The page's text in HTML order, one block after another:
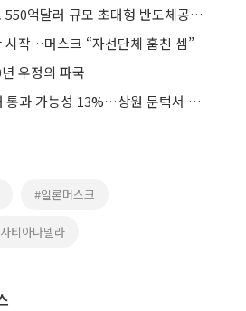
머스크, 텍사스에 최소 550억달러 규모 초대형 반도체공장 ‘테라팹’ 설립 나서
시작…머스크 “자선단체 훔친 셈”
우정의 파국
美 클래리티 법안 연내 통과 가능성 13%…상원 문턱서 제동
#일론머스크
티아나델라